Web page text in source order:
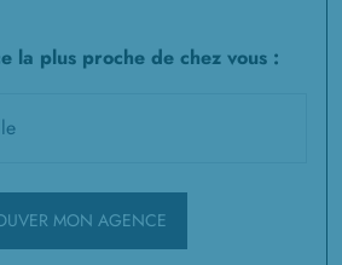
la plus proche de chez vous :
MON AGENCE